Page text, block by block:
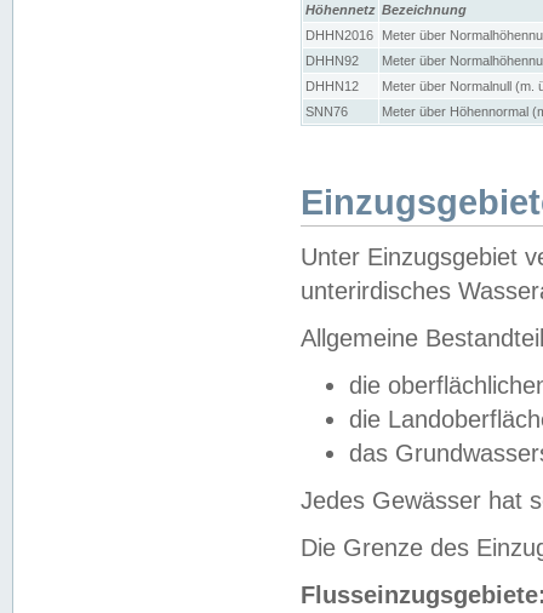
Höhennetz Bezeichnung
DHHN2016
Meter über
DHHN92
Meter über
DHHN12
Meter über Normalnull (m.
SNN76
Meter über Höhennormal
Unter Einzugsgebiet
unterirdisches
Allgemeine
die
die
das
Jedes Gewässer hat
Die Grenze des